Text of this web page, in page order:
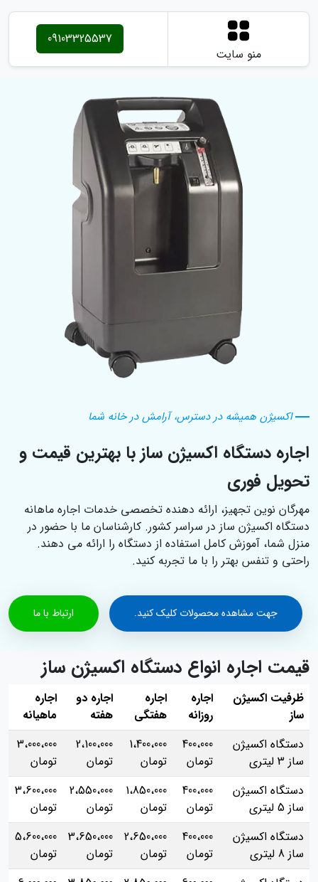
منو سایت
09103325537
اکسیژن همیشه در دسترس، آرامش در خانه شما
اجاره دستگاه اکسیژن‌ ساز با بهترین قیمت و
تحویل فوری
مهرگان نوین تجهیز، ارائه‌ دهنده تخصصی خدمات اجاره ماهانه
دستگاه اکسیژن‌ ساز در سراسر کشور. کارشناسان ما با حضور در
منزل شما، آموزش کامل استفاده از دستگاه را ارائه می‌ دهند.
راحتی و تنفس بهتر را با ما تجربه کنید.
جهت مشاهده محصولات کلیک کنید. ارتباط با ما
قیمت اجاره انواع دستگاه اکسیژن ساز
ظرفیت اکسیژن
ساز
اجاره
روزانه
اجاره
هفتگی
اجاره دو
هفته
اجاره
ماهیانه
دستگاه اکسیژن
ساز 3 لیتری
400،000
تومان
1،400،000
تومان
2،100،000
تومان
3،000،000
تومان
دستگاه اکسیژن
ساز 5 لیتری
400،000
تومان
1،850،000
تومان
2،550،000
تومان
3،600،000
تومان
دستگاه اکسیژن
ساز 8 لیتری
400،000
تومان
2،650،000
تومان
3،650،000
تومان
5،600،000
تومان